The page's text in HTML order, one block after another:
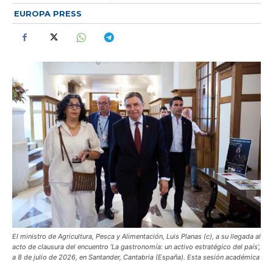
EUROPA PRESS
El ministro de Agricultura, Pesca y Alimentación, Luis Planas (c), a su llegada al
acto de clausura del encuentro ‘La gastronomía: un activo estratégico del país’,
a 8 de julio de 2026, en Santander, Cantabria (España). Esta sesión académica